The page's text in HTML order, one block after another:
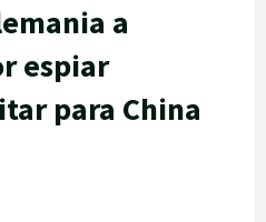
a
espiar
para China